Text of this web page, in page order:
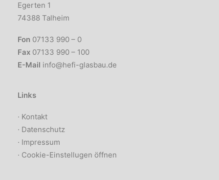
Egerten 1
74388 Talheim
Fon 07133 990 – 0
Fax 07133 990 – 100
E-Mail info@hefi-glasbau.de
Links
· Kontakt
· Datenschutz
· Impressum
· Cookie-Einstellugen öffnen